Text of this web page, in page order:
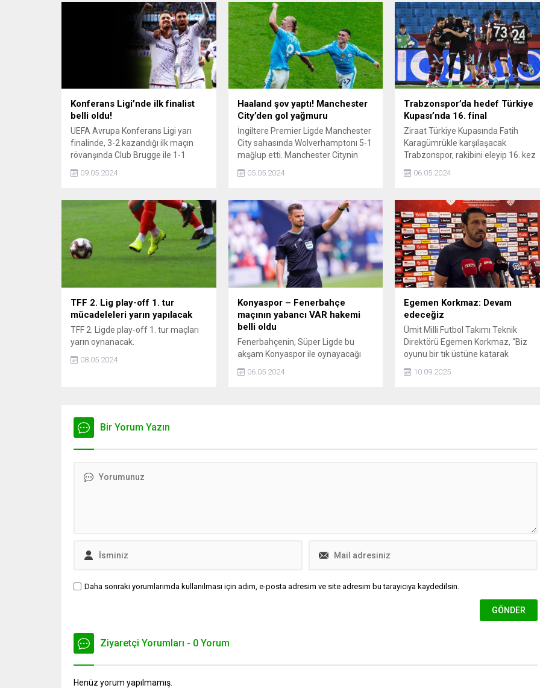
Konferans Ligi’nde ilk finalist
belli oldu!
UEFA Avrupa Konferans Ligi yarı
finalinde, 3-2 kazandığı ilk maçın
rövanşında Club Brugge ile 1-1
berabere kalan Fiorentina, adını
finale yazdırdı.
09.05.2024
Haaland şov yaptı! Manchester
City’den gol yağmuru
İngiltere Premier Ligde Manchester
City sahasında Wolverhamptonı 5-1
mağlup etti. Manchester Citynin
yıldız forveti Erling Haaland 4 golle
maça damga vurdu.
05.05.2024
Trabzonspor’da hedef Türkiye
Kupası’nda 16. final
Ziraat Türkiye Kupasında Fatih
Karagümrükle karşılaşacak
Trabzonspor, rakibini eleyip 16. kez
finale kalmak istiyor. Bordo-
mavililer rakibini elemesi halinde
Türkiye Kupasında finale
yükselecek.
06.05.2024
TFF 2. Lig play-off 1. tur
mücadeleleri yarın yapılacak
TFF 2. Ligde play-off 1. tur maçları
yarın oynanacak.
08.05.2024
Konyaspor – Fenerbahçe
maçının yabancı VAR hakemi
belli oldu
Fenerbahçenin, Süper Ligde bu
akşam Konyaspor ile oynayacağı
açıklandı.
06.05.2024
Egemen Korkmaz: Devam
edeceğiz
Ümit Milli Futbol Takımı Teknik
Direktörü Egemen Korkmaz, “Biz
oyunu bir tık üstüne katarak
olmadığını söyledim. Gerçekten
10.09.2025
Bir Yorum Yazın
Daha sonraki yorumlarımda kullanılması için adım, e-posta adresim ve site adresim bu tarayıcıya kaydedilsin.
Ziyaretçi Yorumları - 0 Yorum
Henüz yorum yapılmamış.